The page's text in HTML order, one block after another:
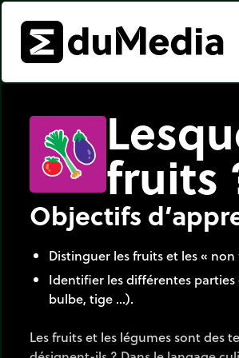
fruits
Objectifs
Distinguer les fruits et les « non
Identifier les différentes
bulbe, tige ...).
Les fruits et les légumes sont des